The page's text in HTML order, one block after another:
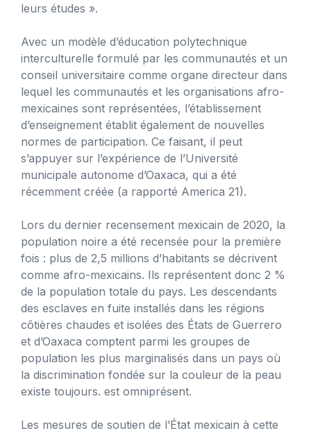
leurs études ».
Avec un modèle d’éducation polytechnique
interculturelle formulé par les communautés et un
conseil universitaire comme organe directeur dans
lequel les communautés et les organisations afro-
mexicaines sont représentées, l’établissement
d’enseignement établit également de nouvelles
normes de participation. Ce faisant, il peut
s’appuyer sur l’expérience de l’Université
municipale autonome d’Oaxaca, qui a été
récemment créée (a rapporté America 21).
Lors du dernier recensement mexicain de 2020, la
population noire a été recensée pour la première
fois : plus de 2,5 millions d’habitants se décrivent
comme afro-mexicains. Ils représentent donc 2 %
de la population totale du pays. Les descendants
des esclaves en fuite installés dans les régions
côtières chaudes et isolées des États de Guerrero
et d’Oaxaca comptent parmi les groupes de
population les plus marginalisés dans un pays où
la discrimination fondée sur la couleur de la peau
existe toujours. est omniprésent.
Les mesures de soutien de l’État mexicain à cette